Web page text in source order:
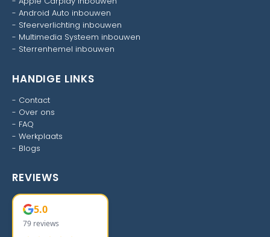
- Android Auto inbouwen
- Sfeerverlichting inbouwen
- Multimedia Systeem inbouwen
- Sterrenhemel inbouwen
HANDIGE LINKS
- Contact
- Over ons
- FAQ
- Werkplaats
- Blogs
REVIEWS
5.0
79 reviews